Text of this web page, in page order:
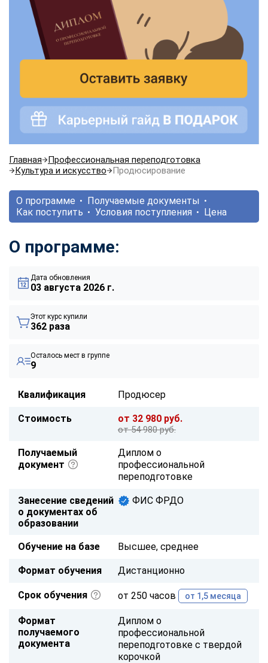
Главная
Профессиональная переподготовка
Культура и искусство
Продюсирование
О программе
Получаемые документы
Как поступить
Условия поступления Цена
О программе:
Дата обновления
03 августа 2026 г.
Этот курс купили
362 раза
Осталось мест в группе
9
Квалификация Продюсер
Стоимость от 32 980 руб.
от 54 980 руб.
Получаемый
документ
Диплом о
профессиональной
переподготовке
Занесение сведений
о документах об
образовании
ФИС ФРДО
Обучение на базе Высшее, среднее
Формат обучения Дистанционно
Срок обучения от 250 часов от 1,5 месяца
Формат
получаемого
документа
Диплом о
профессиональной
переподготовке с твердой
корочкой